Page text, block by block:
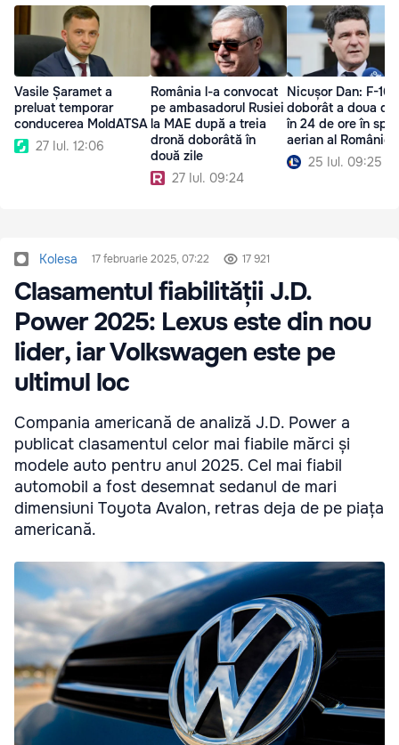
Vasile Șaramet a
preluat temporar
conducerea MoldATSA
27 Iul. 12:06
România l-a convocat
pe ambasadorul Rusiei
la MAE după a treia
dronă doborâtă în
două zile
27 Iul. 09:24
Nicușor Dan: F-16
doborât a doua
în 24 de ore în
aerian al României
25 Iul. 09:25
Kolesa 17 februarie 2025, 07:22 17 921
Clasamentul fiabilității J.D.
Power 2025: Lexus este din nou
lider, iar Volkswagen este pe
ultimul loc
Compania americană de analiză J.D. Power a
publicat clasamentul celor mai fiabile mărci și
modele auto pentru anul 2025. Cel mai fiabil
automobil a fost desemnat sedanul de mari
dimensiuni Toyota Avalon, retras deja de pe piața
americană.